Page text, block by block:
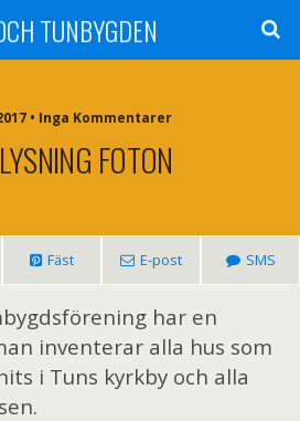
TUNBYGDEN
• Inga Kommentarer
FOTON
Fäst E-post SMS
har en
inventerar alla hus som
i Tuns kyrkby och alla